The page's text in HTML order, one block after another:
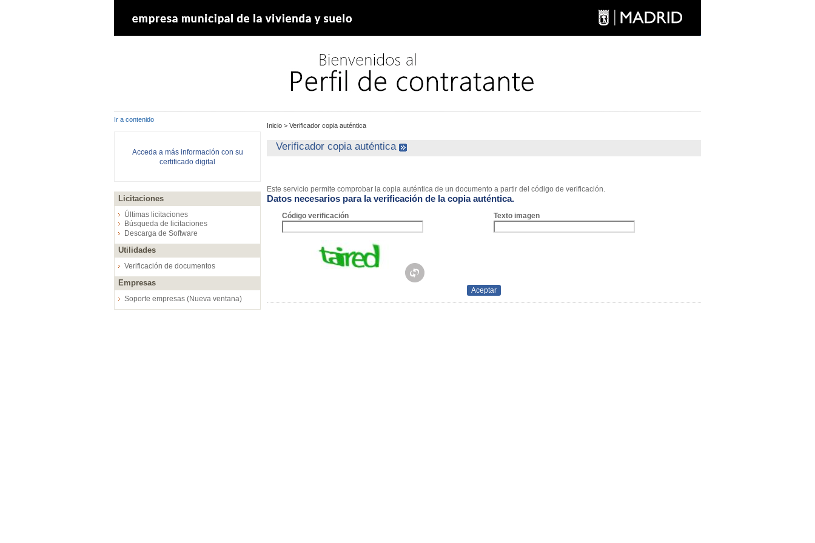
Ir a contenido
Acceda a más información con su
certificado digital
Licitaciones
Últimas licitaciones
Búsqueda de licitaciones
Descarga de Software
Utilidades
Verificación de documentos
Empresas
Soporte empresas (Nueva ventana)
Inicio > Verificador copia auténtica
Verificador copia auténtica
Este servicio permite comprobar la copia auténtica de un documento a partir del código de verificación.
Datos necesarios para la verificación de la copia auténtica.
Código verificación Texto imagen